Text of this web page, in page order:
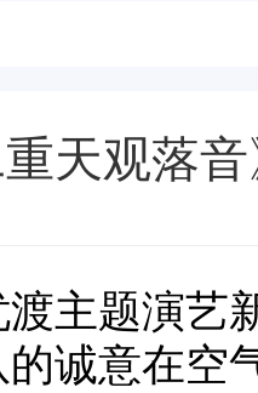
天观落
主题演艺
诚意在空